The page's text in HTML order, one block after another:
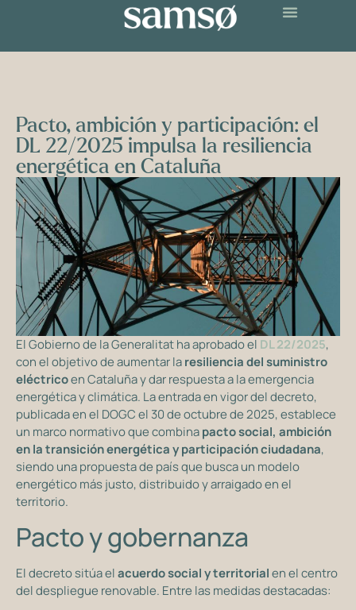
Pacto, ambición y participación: el
DL 22/2025 impulsa la resiliencia
energética en Cataluña
El Gobierno de la Generalitat ha aprobado el DL 22/2025,
con el objetivo de aumentar laresiliencia del suministro
eléctricoen Cataluña y dar respuesta a la emergencia
energética y climática. La entrada en vigor del decreto,
publicada en el DOGC el 30 de octubre de 2025, establece
un marco normativo que combinapacto social, ambición
en la transición energética y participación ciudadana,
siendo una propuesta de país que busca un modelo
energético más justo, distribuido y arraigado en el
territorio.
Pacto y gobernanza
El decreto sitúa elacuerdo social y territorialen el centro
del despliegue renovable. Entre las medidas destacadas: